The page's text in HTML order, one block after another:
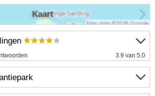
3.9 van 5.0
Kaart